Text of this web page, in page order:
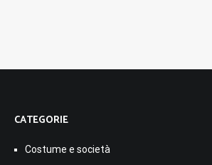
CATEGORIE
Costume e società